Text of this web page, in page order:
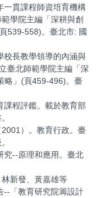
一貫課程師資培育機構
學院主編「深耕與創
539-558)。臺北市: 國
校長教學領導的內涵與
臺北師範學院主編「深
略」(頁459-496)。臺
課程評鑑。載於教育部
）。教育行政。臺
究--原理和應用。臺北
新發、黃嘉雄等
--「教育研究院籌設計